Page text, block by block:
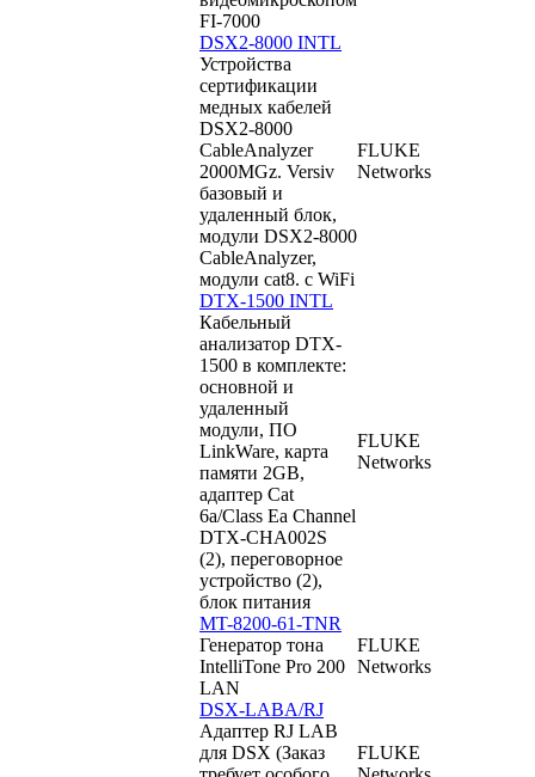
FI-7000
DSX2-8000 INTL
Устройства
сертификации
медных кабелей
DSX2-8000
CableAnalyzer
2000MGz. Versiv
базовый и
удаленный блок,
модули DSX2-8000
CableAnalyzer,
модули cat8. c WiFi
FLUKE
Networks
DTX-1500 INTL
Кабельный
анализатор DTX-
1500 в комплекте:
основной и
удаленный
модули, ПО
LinkWare, карта
памяти 2GB,
адаптер Cat
6a/Class Ea Channel
DTX-CHA002S
(2), переговорное
устройство (2),
блок питания
FLUKE
Networks
MT-8200-61-TNR
Генератор тона
IntelliTone Pro 200
LAN
FLUKE
Networks
DSX-LABA/RJ
Адаптер RJ LAB
для DSX (Заказ
FLUKE